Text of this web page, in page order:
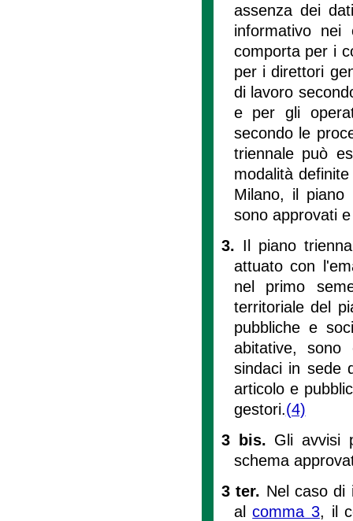
assenza dei
informativo nei
comporta per i
per i direttori
di lavoro
e per gli
secondo le
triennale può
modalità
Milano, il piano
sono approvati
3. Il piano
attuato con
nel primo
territoriale del
pubbliche e
abitative, sono
sindaci in sede
articolo e
gestori.(4)
3 bis. Gli avvisi
schema
3 ter. Nel caso di
alcomma 3, il